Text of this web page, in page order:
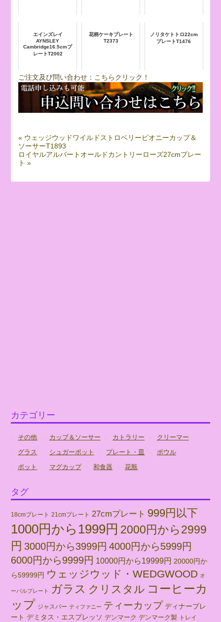
エインズレイ
AYNSLEY
Cambridge16.5cmプ
レートT2002
花柄ケーキプレート
T2373
ノリタケトトロ22cm
プレートT1476
ご注文及び問い合わせ： こちらクリック！
« ウェッジウッドワイルドストロベリーピオニーカップ＆
ソーサーT1893
ロイヤルアルバートオールドカントリーローズ27cmプレー
ト »
カテゴリー
その他 カップ＆ソーサー カトラリー
クリーマー
グラス
シュガーポット プレート・皿
ボウル
ポット
マグカップ 和食器 花瓶
タグ
18cmプレート 21cmプレート 27cmプレート 999円以下
1000円から1999円 2000円から2999
円 3000円から3999円 4000円から5999円
6000円から9999円 10000円から19999円 20000円か
ら59999円 ウェッジウッド・WEDGWOOD オ
ーバルプレート ガラス クリスタル コーヒーカ
ップ ジャスパー ティファニー ティーカップ ディナープレ
ート デミタス・エスプレッソ デンマーク デンマーク製 トレイ